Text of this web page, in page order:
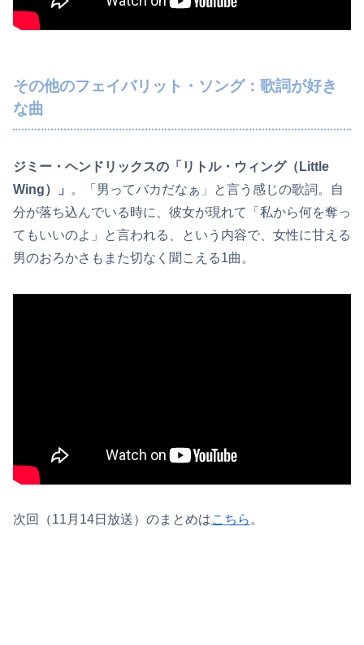
その他のフェイバリット・ソング：歌詞が好き
な曲
ジミー・ヘンドリックスの「リトル・ウィング（Little
Wing）」
。「男ってバカだなぁ」と言う感じの歌詞。自
分が落ち込んでいる時に、彼女が現れて「私から何を奪っ
てもいいのよ」と言われる、という内容で、女性に甘える
男のおろかさもまた切なく聞こえる1曲。
次回（11月14日放送）のまとめはこちら 。